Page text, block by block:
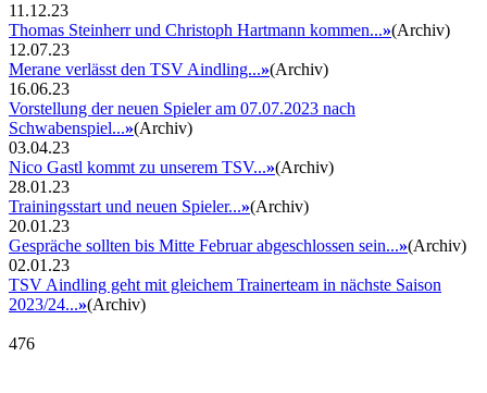
11.12.23
Thomas Steinherr und Christoph Hartmann kommen...»(Archiv)
12.07.23
Merane verlässt den TSV Aindling...»(Archiv)
16.06.23
Vorstellung der neuen Spieler am 07.07.2023 nach
Schwabenspiel...»(Archiv)
03.04.23
Nico Gastl kommt zu unserem TSV...»(Archiv)
28.01.23
Trainingsstart und neuen Spieler...»(Archiv)
20.01.23
Gespräche sollten bis Mitte Februar abgeschlossen sein...»(Archiv)
02.01.23
TSV Aindling geht mit gleichem Trainerteam in nächste Saison
2023/24...»(Archiv)
476